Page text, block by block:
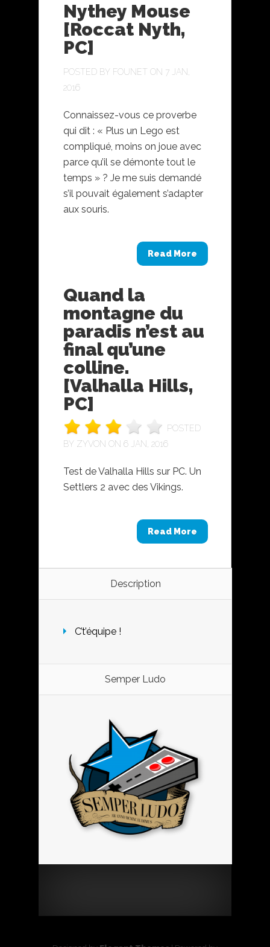
Nythey Mouse
[Roccat Nyth,
PC]
POSTED BY FOUNET ON 7 JAN,
2016
Connaissez-vous ce proverbe
qui dit : « Plus un Lego est
compliqué, moins on joue avec
parce qu’il se démonte tout le
temps » ? Je me suis demandé
s’il pouvait également s’adapter
aux souris.
Read More
Quand la
montagne du
paradis n’est au
final qu’une
colline.
[Valhalla Hills,
PC]
POSTED
BY ZYVON ON 6 JAN, 2016
Test de Valhalla Hills sur PC. Un
Settlers 2 avec des Vikings.
Read More
Description
C’t’équipe !
Semper Ludo